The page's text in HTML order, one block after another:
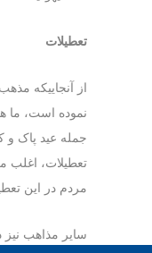
تعطیلات
از آنجاییکه
نموده است، ما
جمله عید پاک
تعطیلات، اغلب
مردم در این
سایر مذاهب نیز